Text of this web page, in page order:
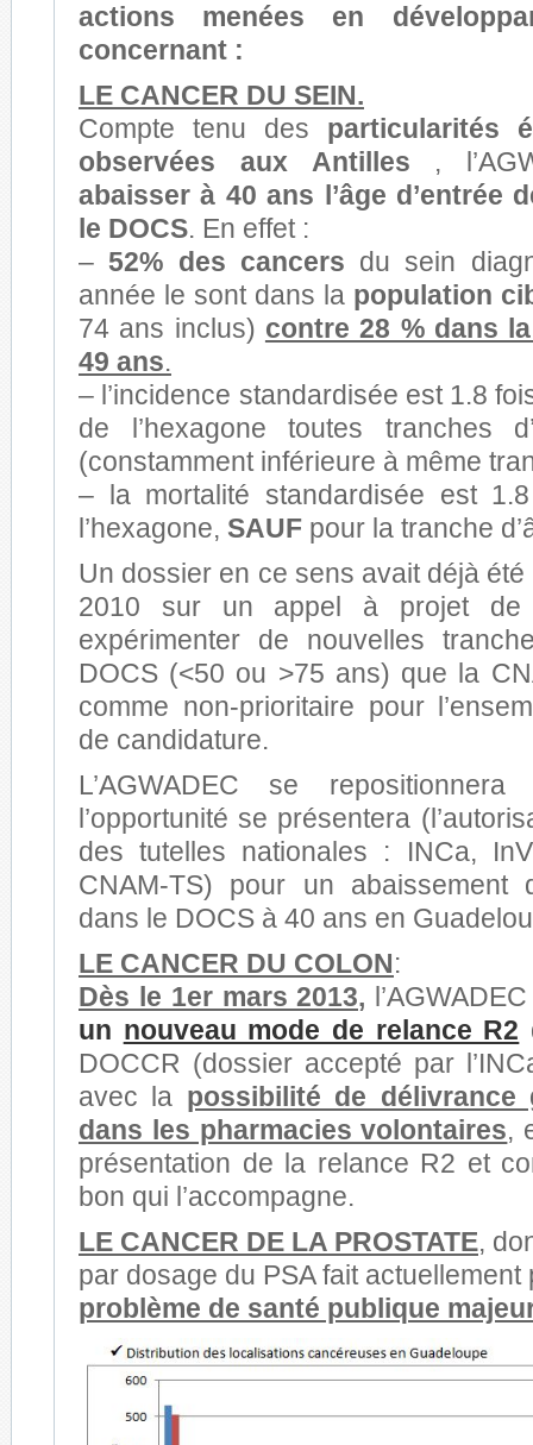
actions menées en
concernant :
LE CANCER DU SEIN.
Compte tenu des particularités
observées aux Antilles ,
abaisser à 40 ans l’âge d’entrée
le DOCS. En effet :
–52% des cancers du sein
année le sont dans la population
74 ans inclus) contre 28 % dans
49 ans.
– l’incidence standardisée est 1.8
de l’hexagone toutes tranches
(constamment inférieure à même
– la mortalité standardisée est
l’hexagone, SAUF pour la tranche
Un dossier en ce sens avait déjà
2010 sur un appel à projet de
expérimenter de nouvelles
DOCS (<50 ou >75 ans) que la
comme non-prioritaire pour
de candidature.
L’AGWADEC se
l’opportunité se présentera
des tutelles nationales : INCa,
CNAM-TS) pour un abaissement
dans le DOCS à 40 ans en
LE CANCER DU COLON:
Dès le 1er mars 2013,
un nouveau mode de relance R2
DOCCR (dossier accepté par
avec la possibilité de délivrance
dans les pharmacies volontaires,
présentation de la relance R2 et
bon qui l’accompagne.
LE CANCER DE LA PROSTATE,
par dosage du PSA fait actuellement
problème de santé publique